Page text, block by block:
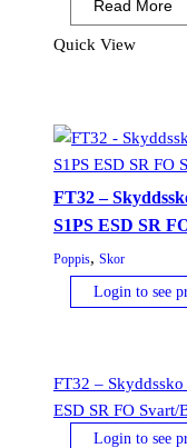
SR
Read More
Quick View
FT32 –
S1PS ESD SR
Poppis, Skor
Login to see
FT32 –
ESD SR FO Svart/
Login to see